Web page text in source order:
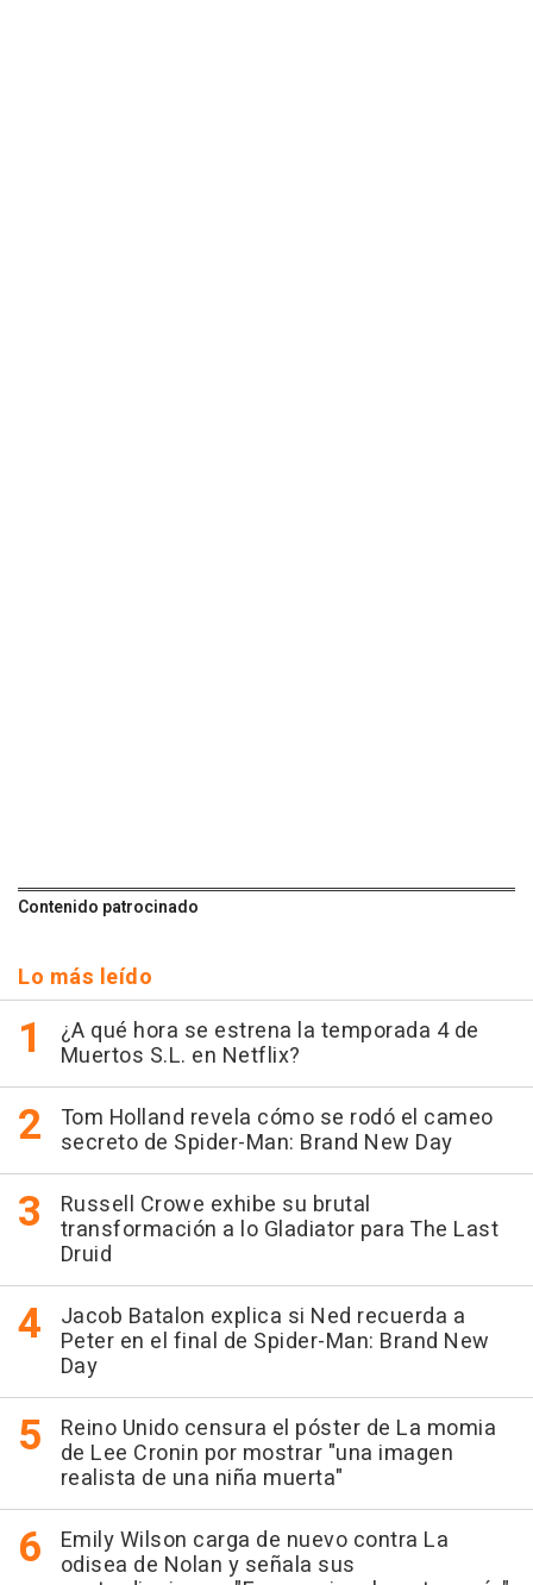
Contenido patrocinado
Lo más leído
¿A qué hora se estrena la temporada 4 de
Muertos S.L. en Netflix?
Tom Holland revela cómo se rodó el cameo
secreto de Spider-Man: Brand New Day
Russell Crowe exhibe su brutal
transformación a lo Gladiator para The Last
Druid
Jacob Batalon explica si Ned recuerda a
Peter en el final de Spider-Man: Brand New
Day
Reino Unido censura el póster de La momia
de Lee Cronin por mostrar "una imagen
realista de una niña muerta"
Emily Wilson carga de nuevo contra La
odisea de Nolan y señala sus